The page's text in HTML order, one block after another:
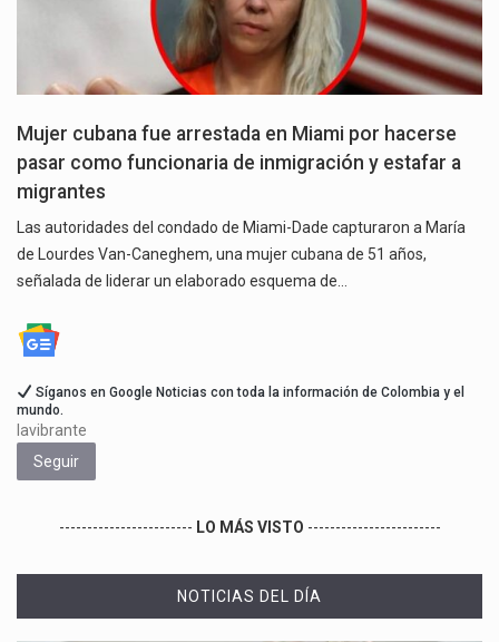
Mujer cubana fue arrestada en Miami por hacerse
pasar como funcionaria de inmigración y estafar a
migrantes
Las autoridades del condado de Miami-Dade capturaron a María
de Lourdes Van-Caneghem, una mujer cubana de 51 años,
señalada de liderar un elaborado esquema de…
Síganos en Google Noticias con toda la información de Colombia y el
mundo.
lavibrante
Seguir
------------------------ LO MÁS VISTO ------------------------
NOTICIAS DEL DÍA